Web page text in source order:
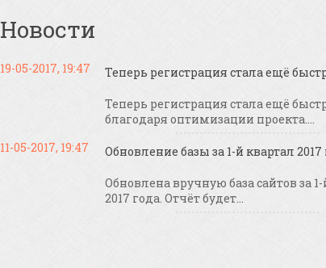
Новости
19-05-2017, 19:47 Теперь регистрация стала ещё
Теперь регистрация стала ещё
благодаря оптимизации проекта....
11-05-2017, 19:47
Обновление базы за 1-й квартал 2017
Обновлена вручную база сайтов за
2017 года. Отчёт будет...